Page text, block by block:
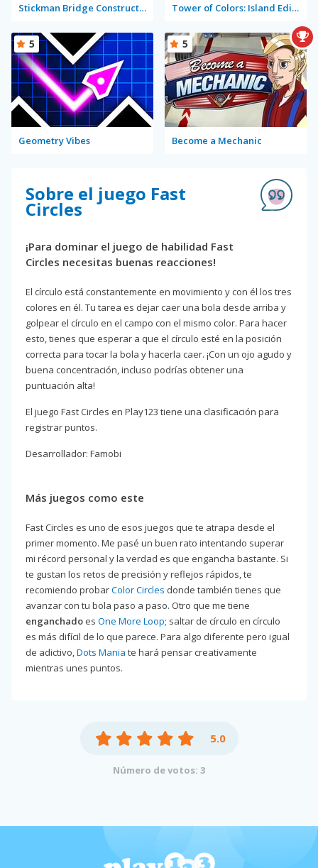
Stickman Bridge Constructor Tower of Colors: Island Edition
Geometry Vibes
5
Become a Mechanic
5
Sobre el juego Fast
Circles
¡Para dominar el juego de habilidad Fast
Circles necesitas buenas reacciones!
El círculo está constantemente en movimiento y con él los tres
colores en él. Tu tarea es dejar caer una bola desde arriba y
golpear el círculo en el campo con el mismo color. Para hacer
esto, tienes que esperar a que el círculo esté en la posición
correcta para tocar la bola y hacerla caer. ¡Con un ojo agudo y
buena concentración, incluso podrías obtener una
puntuación alta!
El juego Fast Circles en Play123 tiene una clasificación para
registrar puntos.
Desarrollador: Famobi
Más juegos como este
Fast Circles es uno de esos juegos que te atrapa desde el
primer momento. Me pasé un buen rato intentando superar
mi récord personal y la verdad es que engancha bastante. Si
te gustan los retos de precisión y reflejos rápidos, te
recomiendo probarColor Circles donde también tienes que
avanzar con tu bola paso a paso. Otro que me tiene
enganchado es One More Loop; saltar de círculo en círculo
es más difícil de lo que parece. Para algo diferente pero igual
de adictivo,Dots Mania te hará pensar creativamente
mientras unes puntos.
5.0
Número de votos: 3